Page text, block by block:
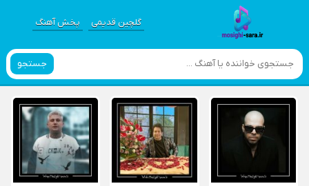
گلچین قدیمی پخش آهنگ
جستجو